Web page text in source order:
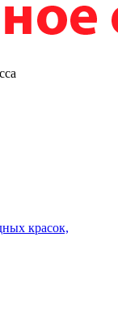
красок,